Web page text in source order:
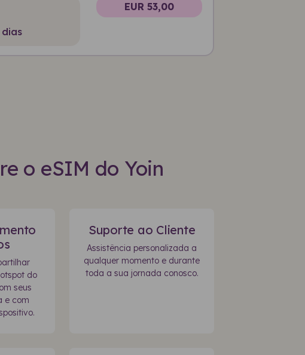
dias
EUR 53,00
o eSIM do Yoin
do
seus
e com
Suporte ao Cliente
Assistência personalizada a
qualquer momento e durante
toda a sua jornada conosco.